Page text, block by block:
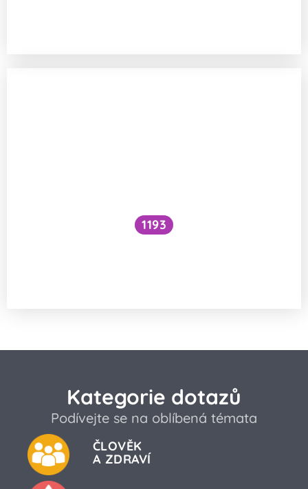
1193
Kategorie dotazů
Podívejte se na oblíbená témata
ČLOVĚK
A ZDRAVÍ